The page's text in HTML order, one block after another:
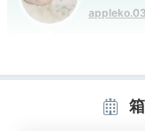
宿の方も優しく安心。